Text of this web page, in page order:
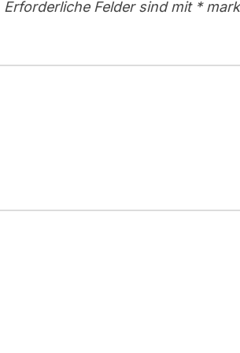
Erforderliche Felder sind mit *